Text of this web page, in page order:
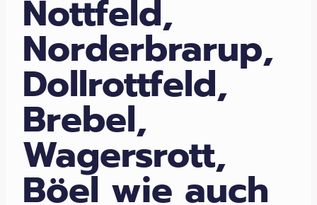
Nottfeld,
Norderbrarup,
Dollrottfeld,
Brebel,
Wagersrott,
Böel wie auch